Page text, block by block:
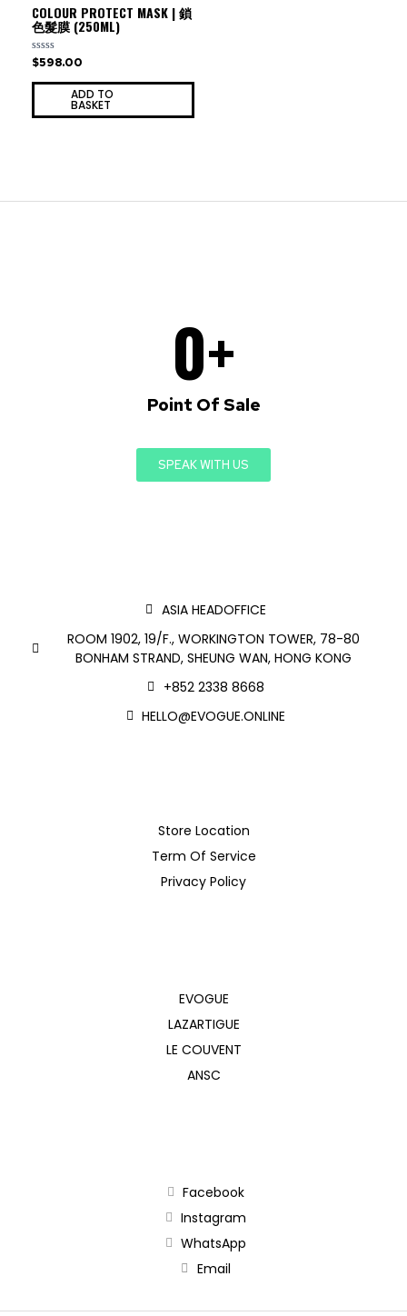
COLOUR PROTECT MASK | 鎖
色髮膜 (250ML)
Rated
out
$598.00
ADD TO
BASKET
Point Of Sale
0+
SPEAK WITH US
ASIA HEADOFFICE
ROOM 1902, 19/F., WORKINGTON TOWER, 78-80
BONHAM STRAND, SHEUNG WAN, HONG KONG
+852 2338 8668
HELLO@EVOGUE.ONLINE
Store Location
Term Of Service
Privacy Policy
EVOGUE
LAZARTIGUE
LE COUVENT
ANSC
Facebook
Instagram
WhatsApp
Email